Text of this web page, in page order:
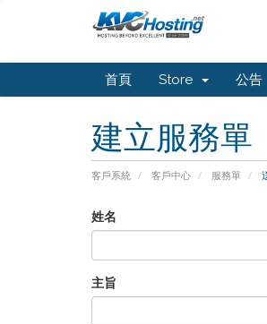
首頁 Store 公告
建立服務單
客戶系統 客戶中心 服務單
姓名
主旨